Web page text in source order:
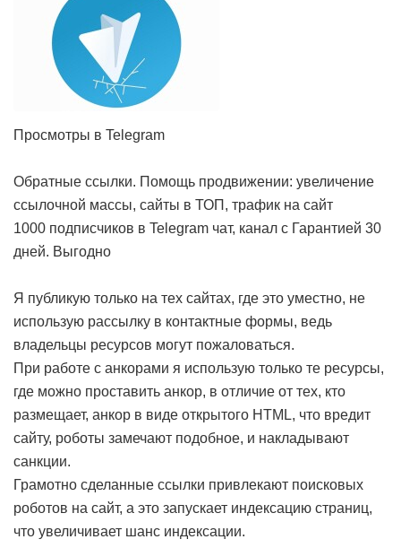
Просмотры в Telegram
Обратные ссылки. Помощь продвижении: увеличение
ссылочной массы, сайты в ТОП, трафик на сайт
1000 подписчиков в Telegram чат, канал с Гарантией 30
дней. Выгодно
Я публикую только на тех сайтах, где это уместно, не
использую рассылку в контактные формы, ведь
владельцы ресурсов могут пожаловаться.
При работе с анкорами я использую только те ресурсы,
где можно проставить анкор, в отличие от тех, кто
размещает, анкор в виде открытого HTML, что вредит
сайту, роботы замечают подобное, и накладывают
санкции.
Грамотно сделанные ссылки привлекают поисковых
роботов на сайт, а это запускает индексацию страниц,
что увеличивает шанс индексации.